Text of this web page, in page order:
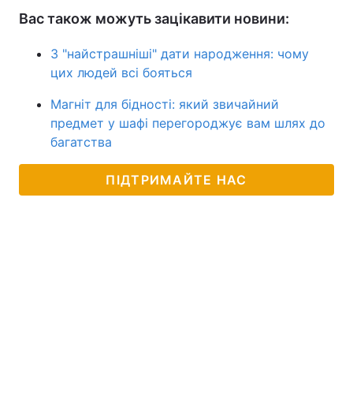
Вас також можуть зацікавити новини:
3 "найстрашніші" дати народження: чому
цих людей всі бояться
Магніт для бідності: який звичайний
предмет у шафі перегороджує вам шлях до
багатства
ПІДТРИМАЙТЕ НАС